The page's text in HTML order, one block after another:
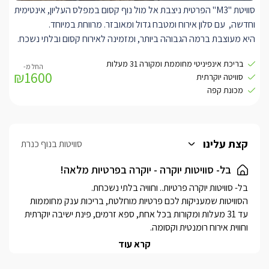
בנוסף, קיים חדר שינה עם חדר רחצה מפואר , להזמנת החדר הנוסף
בתיאום מול בעל המתחם ובתוספת תשלום.
סוויטת "M3" הפרטית ניצבת אל מול נוף קסום במפלס העליון, אינטימית
וחדשה, עם סלון אירוח ומטבח גדול ומאובזר. מרווחת במיוחד.
היא מעוצבת ברמה הגבוהה ביותר, ומזמינה לאירוח קסום ובלתי נשכח.
לאנטרנט אלחוטי.
מטבח מאובזר עם מכונת אספרסו חדשה וקפסולות, תנור ומיקרוגל,
מקרר, וכלי הגשה לשימוש המתארחים. בנוסף, שולחן אוכל.
מחוברת לאינטרנט אלחוטי.
עם אבזור מלא ויוקרתי, עם כורסאות זוגיות, שטיחים ומראות, עציצי נוי
ותאורה מיוחדת.
לסוויטה חדר רחצה מרווח וגדול במיוחד בו תמצאו עם שירותים, כיור זוגי
מהודר, עם מראות מעוצבות, ואמבט אליפסה קרמי מיוחד.
בריכת אינפיניטי מחוממת ומקורה 31 מעלות
סוויטה יוקרתית
מכונת קפה
₪1600
קצת עלינו סוויטות בנוף כנרת
בל- סוויטות יוקרה - יוקרה בפרטיות מלאה!
קרא עוד